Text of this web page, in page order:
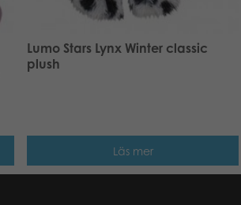
Lumo Stars Lynx Winter classic
plush
Läs mer